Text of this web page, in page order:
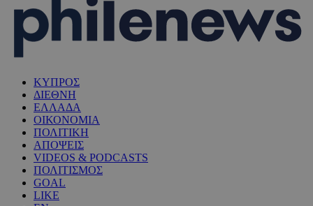
ΚΥΠΡΟΣ
ΔΙΕΘΝΗ
ΕΛΛΑΔΑ
ΟΙΚΟΝΟΜΙΑ
ΠΟΛΙΤΙΚΗ
ΑΠΟΨΕΙΣ
VIDEOS & PODCASTS
ΠΟΛΙΤΙΣΜΟΣ
GOAL
LIKE